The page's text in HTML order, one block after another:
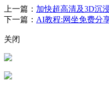
上一篇： 加快超高清及3D沉
下一篇： AI教程:网坐免费分
关闭